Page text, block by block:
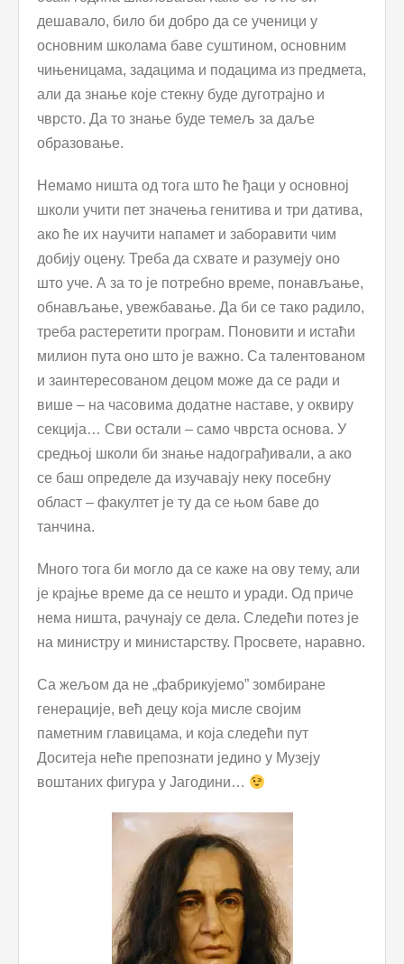
дешавало, било би добро да се ученици у
основним школама баве суштином, основним
чињеницама, задацима и подацима из предмета,
али да знање које стекну буде дуготрајно и
чврсто. Да то знање буде темељ за даље
образовање.
Немамо ништа од тога што ће ђаци у основној
школи учити пет значења генитива и три датива,
ако ће их научити напамет и заборавити чим
добију оцену. Треба да схвате и разумеју оно
што уче. А за то је потребно време, понављање,
обнављање, увежбавање. Да би се тако радило,
треба растеретити програм. Поновити и истаћи
милион пута оно што је важно. Са талентованом
и заинтересованом децом може да се ради и
више – на часовима додатне наставе, у оквиру
секција… Сви остали – само чврста основа. У
средњој школи би знање надограђивали, а ако
се баш определе да изучавају неку посебну
област – факултет је ту да се њом баве до
танчина.
Много тога би могло да се каже на ову тему, али
је крајње време да се нешто и уради. Од приче
нема ништа, рачунају се дела. Следећи потез је
на министру и министарству. Просвете, наравно.
Са жељом да не „фабрикујемо” зомбиране
генерације, већ децу која мисле својим
паметним главицама, и која следећи пут
Доситеја неће препознати једино у Музеју
воштаних фигура у Јагодини…